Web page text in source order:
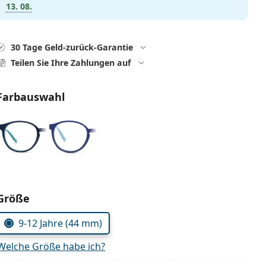
13. 08.
30 Tage Geld-zurück-Garantie
Teilen Sie Ihre Zahlungen auf
wählen
9-12 Jahre (44 mm)
Größe habe ich?